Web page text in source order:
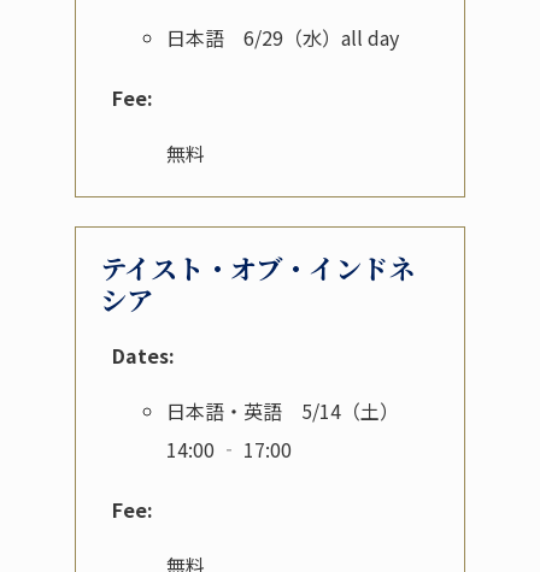
日本語 6/29（水）all day
Fee:
無料
テイスト・オブ・インドネ
シア
Dates:
日本語・英語 5/14（土）
14:00 ‐ 17:00
Fee:
無料